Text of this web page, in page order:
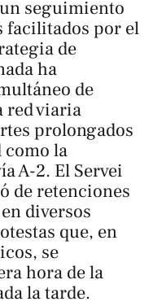
seguimiento
facilitados por el
de
ha
de
red viaria
prolongados
como la
A-2. El Servei
de retenciones
diversos
que, en
se
hora de la
la tarde.